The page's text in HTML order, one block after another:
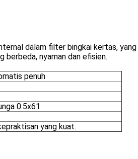
dalam filter bingkai kertas,
nyaman dan efisien.
penuh
0.5x61
yang kuat.